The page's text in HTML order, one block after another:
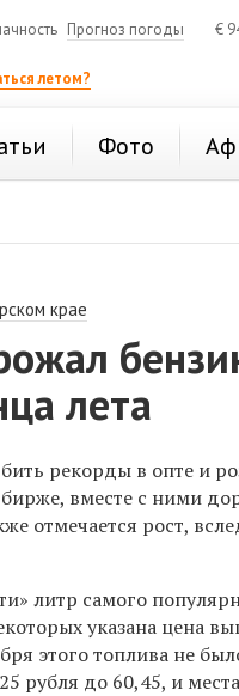
Прогноз погоды €
летом?
Фото
крае
лета
рекорды в опте и
вместе с ними
отмечается рост,
литр самого
указана цена
этого топлива не
рубля до 60,45, и